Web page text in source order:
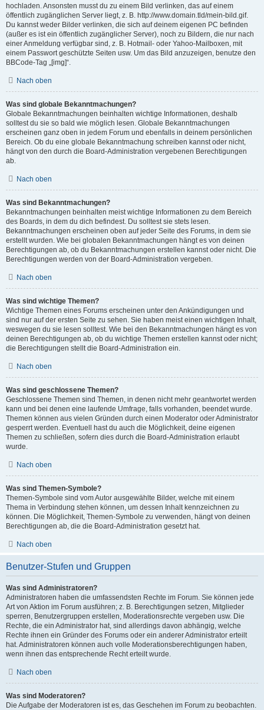
hochladen. Ansonsten musst du zu einem Bild verlinken, das auf einem
öffentlich zugänglichen Server liegt, z. B. http://www.domain.tld/mein-bild.gif.
Du kannst weder Bilder verlinken, die sich auf deinem eigenen PC befinden
(außer es ist ein öffentlich zugänglicher Server), noch zu Bildern, die nur nach
einer Anmeldung verfügbar sind, z. B. Hotmail- oder Yahoo-Mailboxen, mit
einem Passwort geschützte Seiten usw. Um das Bild anzuzeigen, benutze den
BBCode-Tag „[img]“.
Nach oben
Was sind globale Bekanntmachungen?
Globale Bekanntmachungen beinhalten wichtige Informationen, deshalb
solltest du sie so bald wie möglich lesen. Globale Bekanntmachungen
erscheinen ganz oben in jedem Forum und ebenfalls in deinem persönlichen
Bereich. Ob du eine globale Bekanntmachung schreiben kannst oder nicht,
hängt von den durch die Board-Administration vergebenen Berechtigungen
ab.
Nach oben
Was sind Bekanntmachungen?
Bekanntmachungen beinhalten meist wichtige Informationen zu dem Bereich
des Boards, in dem du dich befindest. Du solltest sie stets lesen.
Bekanntmachungen erscheinen oben auf jeder Seite des Forums, in dem sie
erstellt wurden. Wie bei globalen Bekanntmachungen hängt es von deinen
Berechtigungen ab, ob du Bekanntmachungen erstellen kannst oder nicht. Die
Berechtigungen werden von der Board-Administration vergeben.
Nach oben
Was sind wichtige Themen?
Wichtige Themen eines Forums erscheinen unter den Ankündigungen und
sind nur auf der ersten Seite zu sehen. Sie haben meist einen wichtigen Inhalt,
weswegen du sie lesen solltest. Wie bei den Bekanntmachungen hängt es von
deinen Berechtigungen ab, ob du wichtige Themen erstellen kannst oder nicht;
die Berechtigungen stellt die Board-Administration ein.
Nach oben
Was sind geschlossene Themen?
Geschlossene Themen sind Themen, in denen nicht mehr geantwortet werden
kann und bei denen eine laufende Umfrage, falls vorhanden, beendet wurde.
Themen können aus vielen Gründen durch einen Moderator oder Administrator
gesperrt werden. Eventuell hast du auch die Möglichkeit, deine eigenen
Themen zu schließen, sofern dies durch die Board-Administration erlaubt
wurde.
Nach oben
Was sind Themen-Symbole?
Themen-Symbole sind vom Autor ausgewählte Bilder, welche mit einem
Thema in Verbindung stehen können, um dessen Inhalt kennzeichnen zu
können. Die Möglichkeit, Themen-Symbole zu verwenden, hängt von deinen
Berechtigungen ab, die die Board-Administration gesetzt hat.
Nach oben
Benutzer-Stufen und Gruppen
Was sind Administratoren?
Administratoren haben die umfassendsten Rechte im Forum. Sie können jede
Art von Aktion im Forum ausführen; z. B. Berechtigungen setzen, Mitglieder
sperren, Benutzergruppen erstellen, Moderationsrechte vergeben usw. Die
Rechte, die ein Administrator hat, sind allerdings davon abhängig, welche
Rechte ihnen ein Gründer des Forums oder ein anderer Administrator erteilt
hat. Administratoren können auch volle Moderationsberechtigungen haben,
wenn ihnen das entsprechende Recht erteilt wurde.
Nach oben
Was sind Moderatoren?
Die Aufgabe der Moderatoren ist es, das Geschehen im Forum zu beobachten.